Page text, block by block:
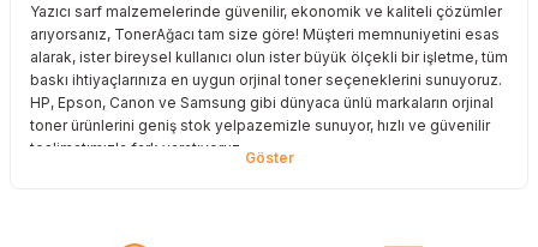
Yazıcı sarf malzemelerinde güvenilir, ekonomik ve kaliteli çözümler
arıyorsanız, TonerAğacı tam size göre! Müşteri memnuniyetini esas
alarak, ister bireysel kullanıcı olun ister büyük ölçekli bir işletme, tüm
baskı ihtiyaçlarınıza en uygun orjinal toner seçeneklerini sunuyoruz.
HP, Epson, Canon ve Samsung gibi dünyaca ünlü markaların orjinal
toner ürünlerini geniş stok yelpazemizle sunuyor, hızlı ve güvenilir
teslimatımızla fark yaratıyoruz.